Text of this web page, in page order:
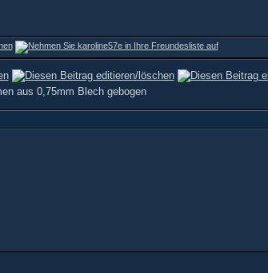
aus 0,75mm Blech gebogen